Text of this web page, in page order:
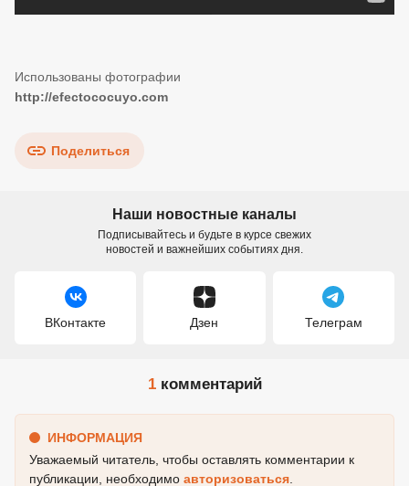
http://efectococuyo.com
Поделиться
Наши новостные каналы
Подписывайтесь и будьте в курсе свежих
новостей и важнейших событиях дня.
ВКонтакте Дзен Телеграм
1комментарий
ИНФОРМАЦИЯ
Уважаемый читатель, чтобы оставлять комментарии к
публикации, необходимо авторизоваться